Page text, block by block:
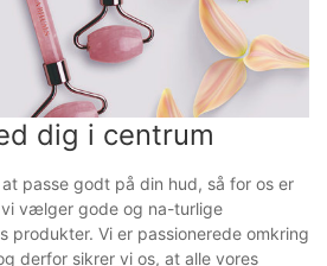
dig i centrum
passe godt på din hud, så for os er
vælger gode og na-turlige
produkter. Vi er passionerede omkring
derfor sikrer vi os, at alle vores